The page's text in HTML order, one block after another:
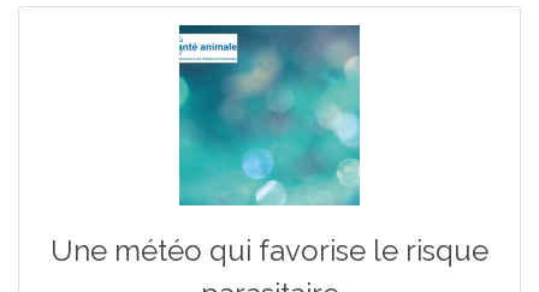
Une météo qui favorise le risque